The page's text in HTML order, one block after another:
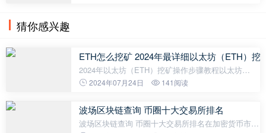
猜你感兴趣
ETH怎么挖矿 2024年最详细以太坊（ETH）挖
2024年以太坊（ETH）挖矿操作步骤教程以太坊
（Ethereum）是一种基于区块链技术的去中心化平
开发。而挖矿是一种通过计算力来验证和记录交易
2024年07月24日 141阅读
波场区块链查询 币圈十大交易所排名
波场区块链查询 币圈十大交易所排名在加密货币市场